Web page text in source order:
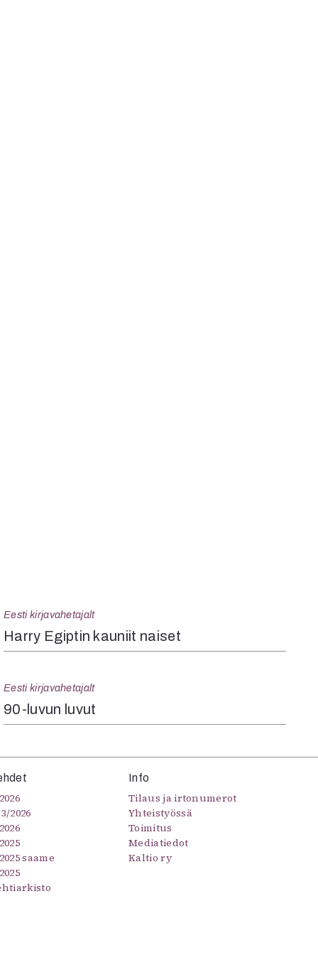
Eesti kirjavahetajalt
Harry Egiptin kauniit naiset
Eesti kirjavahetajalt
90-luvun luvut
2026
saame
Info
Tilaus ja irtonumerot
Yhteistyössä
Toimitus
Mediatiedot
Kaltio ry